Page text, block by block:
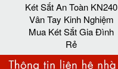
Két Sắt An Toàn KN240
Vân Tay Kinh Nghiệm
Mua Két Sắt Gia Đình
Rẻ